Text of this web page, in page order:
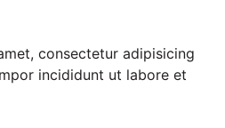
consectetur adipisicing
incididunt ut labore et